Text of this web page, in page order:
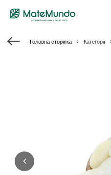
Головна сторінка Категорії